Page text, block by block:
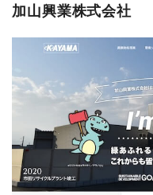
加山興業株式会社